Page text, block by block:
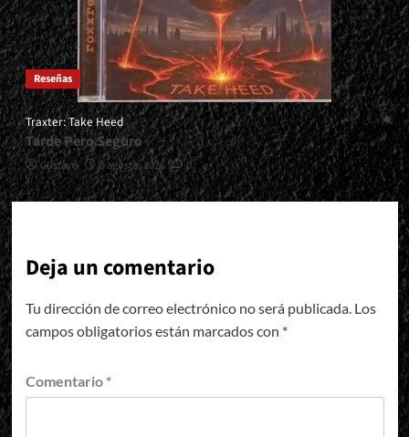
Reseñas
Traxter: Take Heed
Tarde Pero Seguro
Gustavo 3 agosto, 2026 0
Deja un comentario
Tu dirección de correo electrónico no será publicada. Los
campos obligatorios están marcados con *
Comentario *